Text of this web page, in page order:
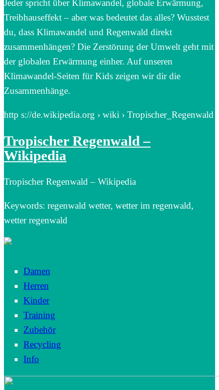
Jeder spricht über Klimawandel, globale Erwärmung,
Treibhauseffekt – aber was bedeutet das alles? Wusstest
du, dass Klimawandel und Regenwald direkt
zusammenhängen? Die Zerstörung der Umwelt geht mit
der globalen Erwärmung einher. Auf unseren
Klimawandel-Seiten für Kids zeigen wir dir die
Zusammenhänge.
http s://de.wikipedia.org › wiki › Tropischer_Regenwald
Tropischer Regenwald –
Wikipedia
Tropischer Regenwald – Wikipedia
Keywords: regenwald wetter, wetter im regenwald,
wetter regenwald
Damen
Herren
Kinder
Training
Zubehör
Recycling
Info